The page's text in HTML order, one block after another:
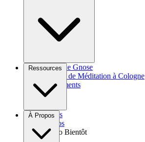
Cours de Gnose
Groupe de Méditation à Cologne
Événements
Ressources
Livres
Vidéos
Audio Bientôt
À Propos